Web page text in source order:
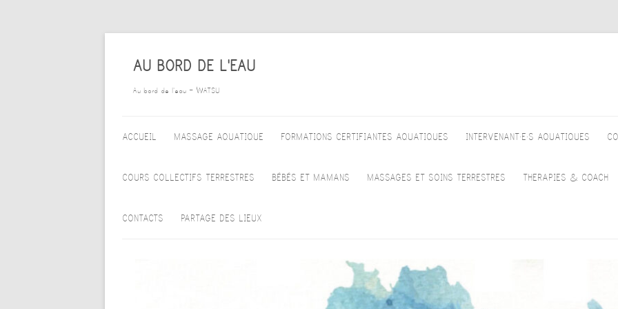
AU BORD DE L'EAU
Au bord de l'eau – WATSU
ACCUEIL MASSAGE AQUATIQUE
HEALING DANCE
FORMATIONS CERTIFIANTES AQUATIQUES INTERVENANT·E·S AQUATIQUES
COURS COLLECTIFS TERRESTRES
COLLECTIVES TERRESTRES
BÉBÉS ET MAMANS
CORPS & MOUVEMENTS –
ACCOMPAGNEMENT PRÉNATAL
MASSAGES ET SOINS TERRESTRES
MASSAGE CALIFORNIEN –
DOMINIQUE DOSOGNE
THERAPIES & COACH
CONTACTS PARTAGE DES LIEUX